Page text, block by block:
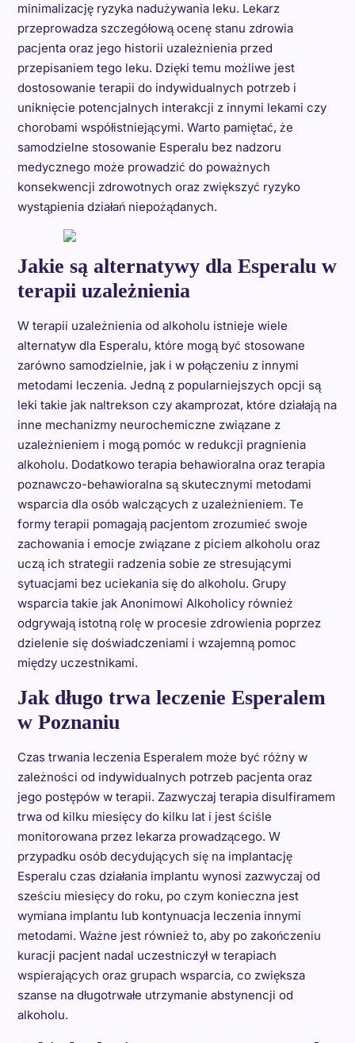
minimalizację ryzyka nadużywania leku. Lekarz
przeprowadza szczegółową ocenę stanu zdrowia
pacjenta oraz jego historii uzależnienia przed
przepisaniem tego leku. Dzięki temu możliwe jest
dostosowanie terapii do indywidualnych potrzeb i
uniknięcie potencjalnych interakcji z innymi lekami czy
chorobami współistniejącymi. Warto pamiętać, że
samodzielne stosowanie Esperalu bez nadzoru
medycznego może prowadzić do poważnych
konsekwencji zdrowotnych oraz zwiększyć ryzyko
wystąpienia działań niepożądanych.
Jakie są alternatywy dla Esperalu w
terapii uzależnienia
W terapii uzależnienia od alkoholu istnieje wiele
alternatyw dla Esperalu, które mogą być stosowane
zarówno samodzielnie, jak i w połączeniu z innymi
metodami leczenia. Jedną z popularniejszych opcji są
leki takie jak naltrekson czy akamprozat, które działają na
inne mechanizmy neurochemiczne związane z
uzależnieniem i mogą pomóc w redukcji pragnienia
alkoholu. Dodatkowo terapia behawioralna oraz terapia
poznawczo-behawioralna są skutecznymi metodami
wsparcia dla osób walczących z uzależnieniem. Te
formy terapii pomagają pacjentom zrozumieć swoje
zachowania i emocje związane z piciem alkoholu oraz
uczą ich strategii radzenia sobie ze stresującymi
sytuacjami bez uciekania się do alkoholu. Grupy
wsparcia takie jak Anonimowi Alkoholicy również
odgrywają istotną rolę w procesie zdrowienia poprzez
dzielenie się doświadczeniami i wzajemną pomoc
między uczestnikami.
Jak długo trwa leczenie Esperalem
w Poznaniu
Czas trwania leczenia Esperalem może być różny w
zależności od indywidualnych potrzeb pacjenta oraz
jego postępów w terapii. Zazwyczaj terapia disulfiramem
trwa od kilku miesięcy do kilku lat i jest ściśle
monitorowana przez lekarza prowadzącego. W
przypadku osób decydujących się na implantację
Esperalu czas działania implantu wynosi zazwyczaj od
sześciu miesięcy do roku, po czym konieczna jest
wymiana implantu lub kontynuacja leczenia innymi
metodami. Ważne jest również to, aby po zakończeniu
kuracji pacjent nadal uczestniczył w terapiach
wspierających oraz grupach wsparcia, co zwiększa
szanse na długotrwałe utrzymanie abstynencji od
alkoholu.